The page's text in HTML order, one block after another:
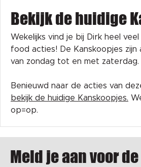
Bekijk de huidige
Wekelijks vind je bij Dirk heel
food acties! De Kanskoopjes zijn
van zondag tot en met zaterdag.
Benieuwd naar de acties van
bekijk de huidige Kanskoopjes.
op=op.
Meld je aan voor de